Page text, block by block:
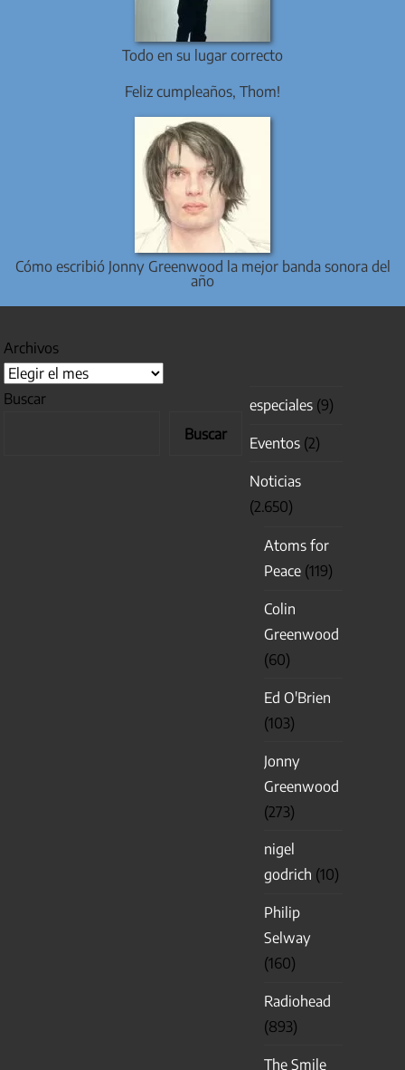
Todo en su lugar correcto
Feliz cumpleaños, Thom!
Cómo escribió Jonny Greenwood la mejor banda sonora del
año
Archivos
Buscar
Buscar
especiales (9)
Eventos (2)
Noticias
(2.650)
Atoms for
Peace (119)
Colin
Greenwood
(60)
Ed O'Brien
(103)
Jonny
Greenwood
(273)
nigel
godrich (10)
Philip
Selway
(160)
Radiohead
(893)
The Smile